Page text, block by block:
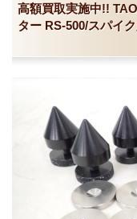
高額買取実施中!!
ター RS-500/スパイ